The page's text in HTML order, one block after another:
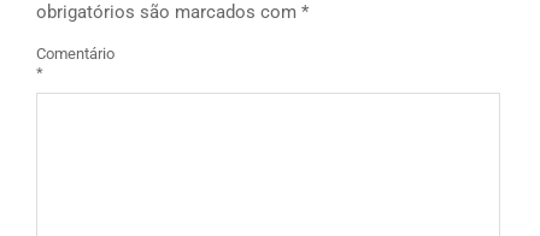
obrigatórios são marcados com *
Comentário
*